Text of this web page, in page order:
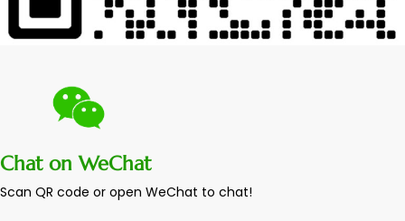
Chat on WeChat
Scan QR code or open WeChat to chat!